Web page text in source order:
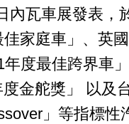
內瓦車展發表，
家庭車」、英
度最佳跨界車
度金舵獎」 以及
」等指標性